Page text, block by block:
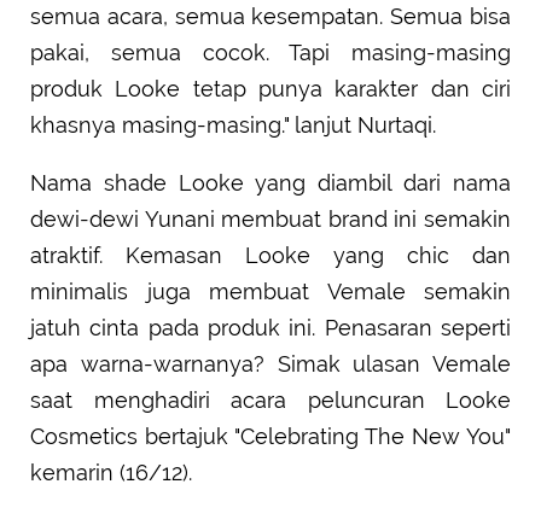
semua acara, semua kesempatan. Semua bisa
pakai, semua cocok. Tapi masing-masing
produk Looke tetap punya karakter dan ciri
khasnya masing-masing." lanjut Nurtaqi.
Nama shade Looke yang diambil dari nama
dewi-dewi Yunani membuat brand ini semakin
atraktif. Kemasan Looke yang chic dan
minimalis juga membuat Vemale semakin
jatuh cinta pada produk ini. Penasaran seperti
apa warna-warnanya? Simak ulasan Vemale
saat menghadiri acara peluncuran Looke
Cosmetics bertajuk "Celebrating The New You"
kemarin (16/12).